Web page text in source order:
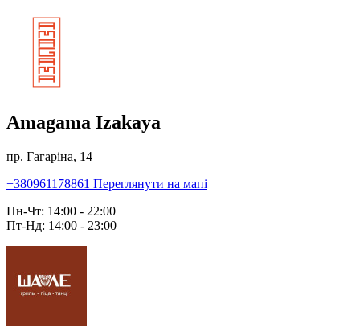
Amagama Izakaya
пр. Гагаріна, 14
+380961178861 Переглянути на мапі
Пн-Чт: 14:00 - 22:00
Пт-Нд: 14:00 - 23:00